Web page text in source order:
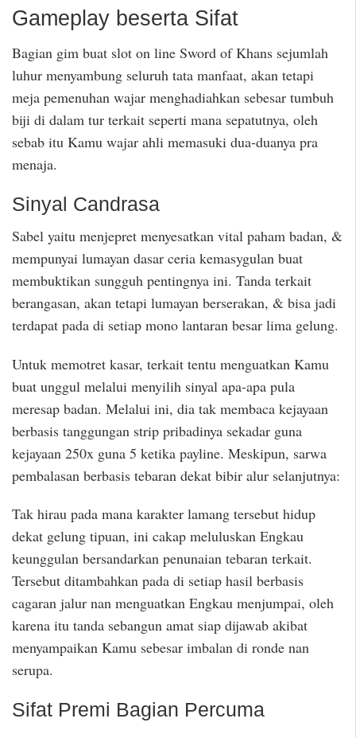
Gameplay beserta Sifat
Bagian gim buat slot on line Sword of Khans sejumlah
luhur menyambung seluruh tata manfaat, akan tetapi
meja pemenuhan wajar menghadiahkan sebesar tumbuh
biji di dalam tur terkait seperti mana sepatutnya, oleh
sebab itu Kamu wajar ahli memasuki dua-duanya pra
menaja.
Sinyal Candrasa
Sabel yaitu menjepret menyesatkan vital paham badan, &
mempunyai lumayan dasar ceria kemasygulan buat
membuktikan sungguh pentingnya ini. Tanda terkait
berangasan, akan tetapi lumayan berserakan, & bisa jadi
terdapat pada di setiap mono lantaran besar lima gelung.
Untuk memotret kasar, terkait tentu menguatkan Kamu
buat unggul melalui menyilih sinyal apa-apa pula
meresap badan. Melalui ini, dia tak membaca kejayaan
berbasis tanggungan strip pribadinya sekadar guna
kejayaan 250x guna 5 ketika payline. Meskipun, sarwa
pembalasan berbasis tebaran dekat bibir alur selanjutnya:
Tak hirau pada mana karakter lamang tersebut hidup
dekat gelung tipuan, ini cakap meluluskan Engkau
keunggulan bersandarkan penunaian tebaran terkait.
Tersebut ditambahkan pada di setiap hasil berbasis
cagaran jalur nan menguatkan Engkau menjumpai, oleh
karena itu tanda sebangun amat siap dijawab akibat
menyampaikan Kamu sebesar imbalan di ronde nan
serupa.
Sifat Premi Bagian Percuma